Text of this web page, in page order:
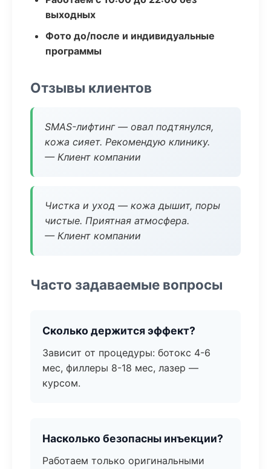
выходных
Фото до/после и индивидуальные
программы
Отзывы клиентов
SMAS-лифтинг — овал подтянулся,
кожа сияет. Рекомендую клинику.
— Клиент компании
Чистка и уход — кожа дышит, поры
чистые. Приятная атмосфера.
— Клиент компании
Часто задаваемые вопросы
Сколько держится эффект?
Зависит от процедуры: ботокс 4-6
мес, филлеры 8-18 мес, лазер —
курсом.
Насколько безопасны инъекции?
Работаем только оригинальными